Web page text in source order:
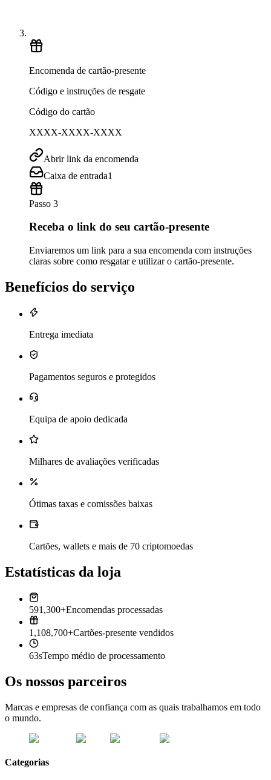
Encomenda de cartão-presente
Código e instruções de resgate
Código do cartão
XXXX-XXXX-XXXX
Abrir link da encomenda
Caixa de entrada1
Passo 3
Receba o link do seu cartão-presente
Enviaremos um link para a sua encomenda com instruções
claras sobre como resgatar e utilizar o cartão-presente.
Benefícios do serviço
Entrega imediata
Pagamentos seguros e protegidos
Equipa de apoio dedicada
Milhares de avaliações verificadas
Ótimas taxas e comissões baixas
Cartões, wallets e mais de 70 criptomoedas
Estatísticas da loja
591,300+Encomendas processadas
1,108,700+Cartões-presente vendidos
63sTempo médio de processamento
Os nossos parceiros
Marcas e empresas de confiança com as quais trabalhamos em todo
o mundo.
Categorias